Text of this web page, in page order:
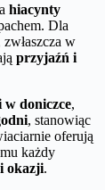
hiacynty
Dla
zwłaszcza w
przyjaźń i
w doniczce,
, stanowiąc
oferują
każdy
okazji.